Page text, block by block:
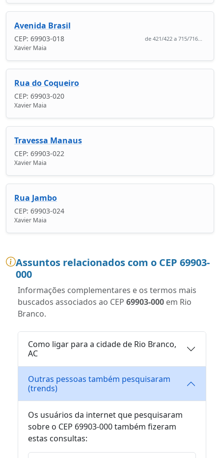
Avenida Brasil
CEP: 69903-018 de 421/422 a 715/716...
Xavier Maia
Rua do Coqueiro
CEP: 69903-020
Xavier Maia
Travessa Manaus
CEP: 69903-022
Xavier Maia
Rua Jambo
CEP: 69903-024
Xavier Maia
Assuntos relacionados com o CEP 69903-
000
Informações complementares e os termos mais
buscados associados ao CEP 69903-000 em Rio
Branco.
Como ligar para a cidade de Rio Branco,
AC
Outras pessoas também pesquisaram
(trends)
Os usuários da internet que pesquisaram
sobre o CEP 69903-000 também fizeram
estas consultas: